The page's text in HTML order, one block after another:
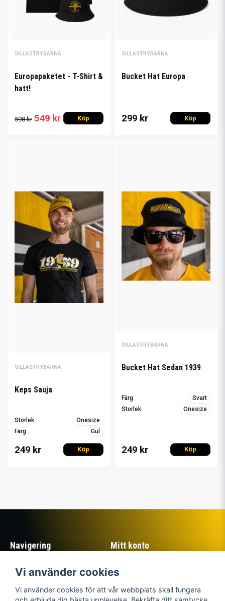
SILLASTRYBARNA
Europapaketet - T-Shirt &
hatt!
598 kr 549 kr Köp
SILLASTRYBARNA
Bucket Hat Europa
299 kr Köp
SILLASTRYBARNA
Keps Sauja
Storlek
Onesize
Färg
Gul
249 kr Köp
SILLASTRYBARNA
Bucket Hat Sedan 1939
Färg
Svart
Storlek
Onesize
249 kr Köp
Navigering
Om Sillastrybarna
Returer
Mitt konto
Registrera dig
Vi använder cookies
Vi använder cookies för att vår webbplats skall fungera